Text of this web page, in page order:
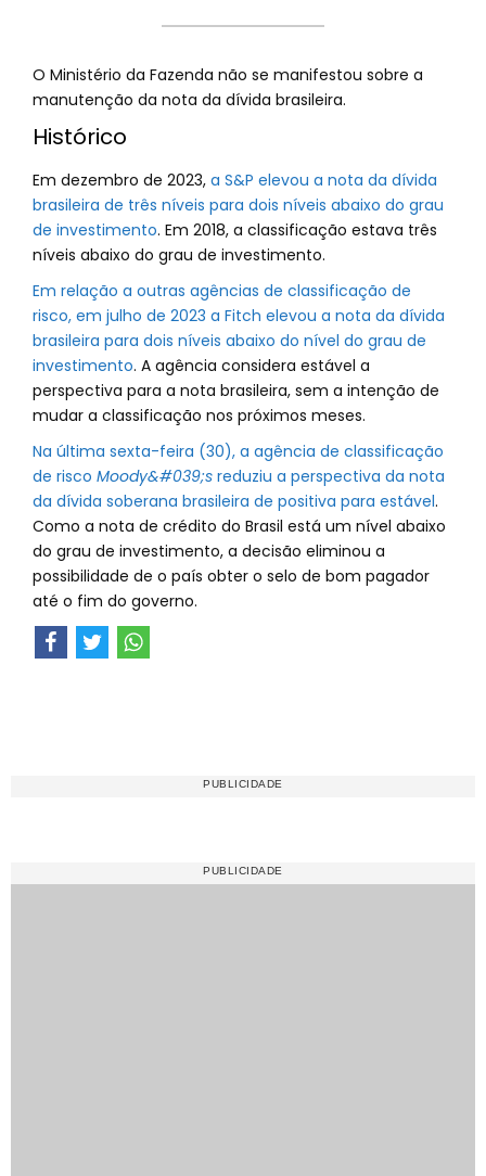
O Ministério da Fazenda não se manifestou sobre a
manutenção da nota da dívida brasileira.
Histórico
Em dezembro de 2023, a S&P elevou a nota da dívida
brasileira de três níveis para dois níveis abaixo do grau
de investimento. Em 2018, a classificação estava três
níveis abaixo do grau de investimento.
Em relação a outras agências de classificação de
risco, em julho de 2023 a Fitch elevou a nota da dívida
brasileira para dois níveis abaixo do nível do grau de
investimento. A agência considera estável a
perspectiva para a nota brasileira, sem a intenção de
mudar a classificação nos próximos meses.
Na última sexta-feira (30), a agência de classificação
de risco Moody&#039;s reduziu a perspectiva da nota
da dívida soberana brasileira de positiva para estável.
Como a nota de crédito do Brasil está um nível abaixo
do grau de investimento, a decisão eliminou a
possibilidade de o país obter o selo de bom pagador
até o fim do governo.